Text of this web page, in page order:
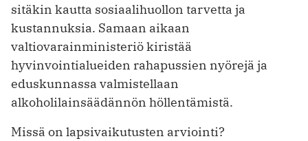
sitäkin kautta sosiaalihuollon tarvetta ja
kustannuksia. Samaan aikaan
valtiovarainministeriö kiristää
hyvinvointialueiden rahapussien nyörejä ja
eduskunnassa valmistellaan
alkoholilainsäädännön höllentämistä.
Missä on lapsivaikutusten arviointi?